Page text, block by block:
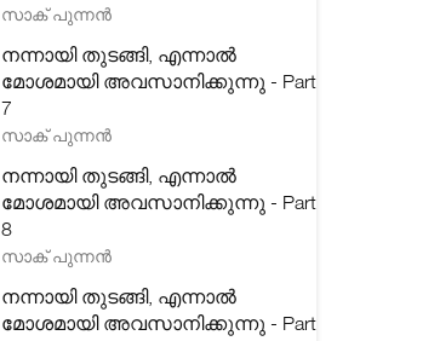
സാക് പുന്നൻ
നന്നായി തുടങ്ങി, എന്നാൽ
മോശമായി അവസാനിക്കുന്നു - Part
7
സാക് പുന്നൻ
നന്നായി തുടങ്ങി, എന്നാൽ
മോശമായി അവസാനിക്കുന്നു - Part
8
സാക് പുന്നൻ
നന്നായി തുടങ്ങി, എന്നാൽ
മോശമായി അവസാനിക്കുന്നു - Part